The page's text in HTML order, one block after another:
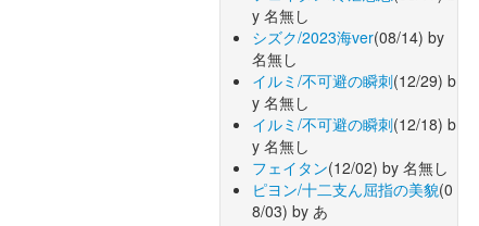
y 名無し
シズク/2023海ver(08/14) by
名無し
イルミ/不可避の瞬刺(12/29) b
y 名無し
イルミ/不可避の瞬刺(12/18) b
y 名無し
フェイタン(12/02) by 名無し
ピヨン/十二支ん屈指の美貌(0
8/03) by あ